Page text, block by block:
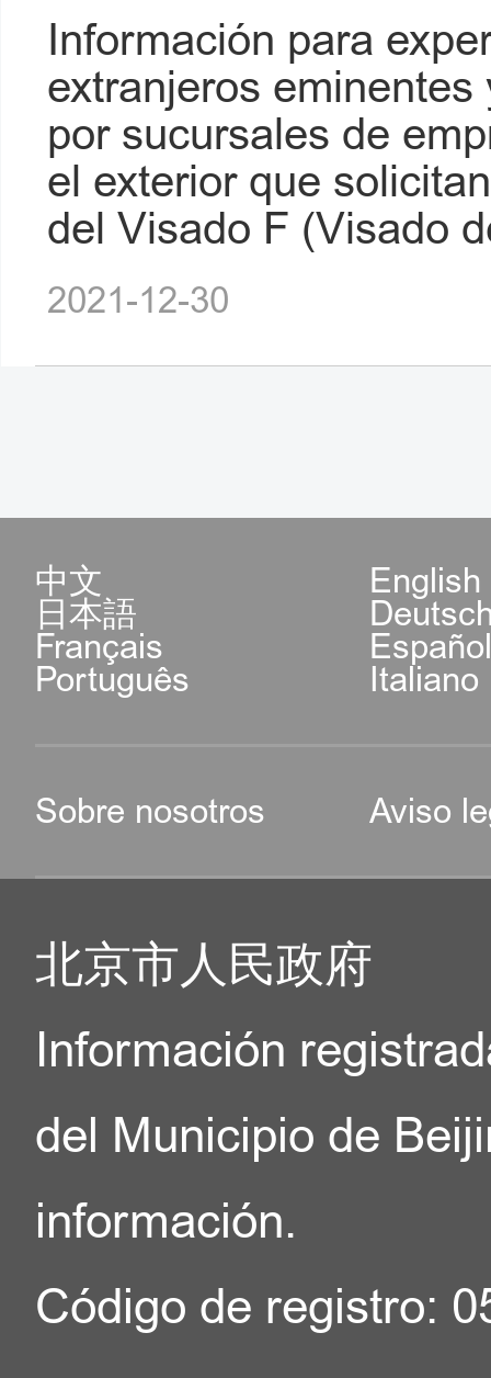
Información para
extranjeros
por sucursales de
el exterior que
del Visado F (Visado
2021-12-30
中文 English
日本語
Français
Português Italiano
Sobre nosotros Aviso
北京市人民政府
Información
del Municipio de
información.
Código de registro: